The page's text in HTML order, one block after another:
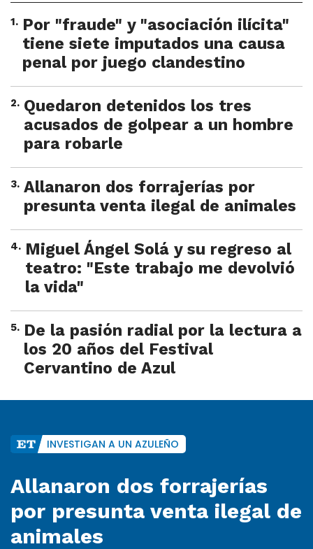
1. Por "fraude" y "asociación ilícita"
tiene siete imputados una causa
penal por juego clandestino
2. Quedaron detenidos los tres
acusados de golpear a un hombre
para robarle
3. Allanaron dos forrajerías por
presunta venta ilegal de animales
4. Miguel Ángel Solá y su regreso al
teatro: "Este trabajo me devolvió
la vida"
5. De la pasión radial por la lectura a
los 20 años del Festival
Cervantino de Azul
INVESTIGAN A UN AZULEÑO
Allanaron dos forrajerías
por presunta venta ilegal de
animales